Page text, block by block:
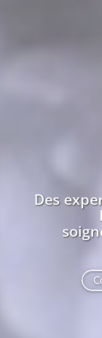
Des